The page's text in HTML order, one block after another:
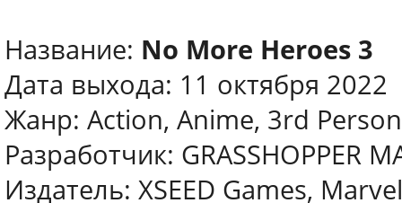
Название: No More Heroes 3
Дата выхода: 11 октября 2022
Жанр: Action, Anime, 3rd Person
Разработчик: GRASSHOPPER
Издатель: XSEED Games,